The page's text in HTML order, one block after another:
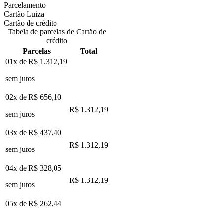
Parcelamento
Cartão Luiza
Cartão de crédito
Tabela de parcelas de Cartão de
crédito
Parcelas
Total
01x de R$ 1.312,19
sem juros
02x de R$ 656,10
sem juros
R$ 1.312,19
03x de R$ 437,40
sem juros
R$ 1.312,19
04x de R$ 328,05
sem juros
R$ 1.312,19
05x de R$ 262,44